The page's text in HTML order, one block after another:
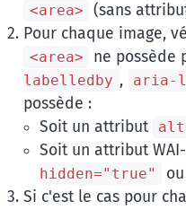
<area> (sans
Pour chaque image,
<area> ne possède
labelledby , aria-
possède :
Soit un attribut alt
Soit un attribut WAI-
hidden="true"
ou
Si c'est le cas pour